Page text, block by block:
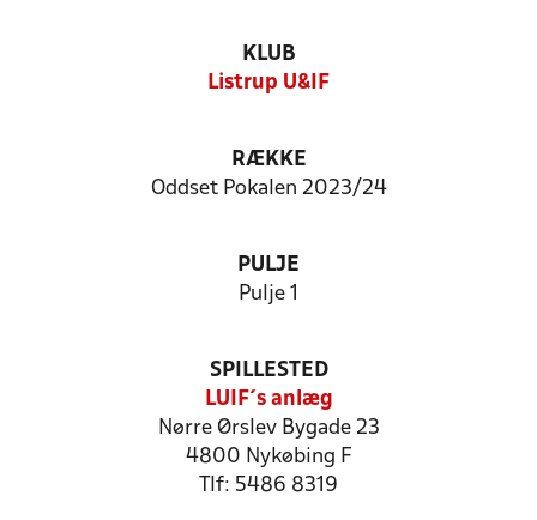
KLUB
Listrup U&IF
RÆKKE
Oddset Pokalen 2023/24
PULJE
Pulje 1
SPILLESTED
LUIF´s anlæg
Nørre Ørslev Bygade 23
4800 Nykøbing F
Tlf: 5486 8319